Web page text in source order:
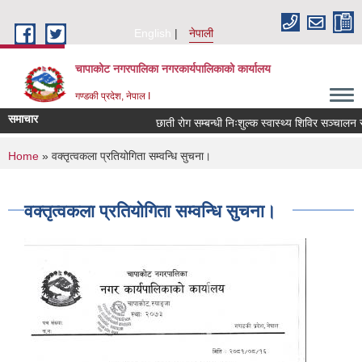
English
नेपाली
चापाकोट नगरपालिका नगरकार्यपालिकाको कार्यालय
गण्डकी प्रदेश, नेपाल I
समाचार छाती रोग सम्बन्धी निःशुल्क स्वास्थ्य शिविर सञ्चालन
You are here
Home » वक्तृत्वकला प्रतियोगिता सम्वन्धि सुचना।
वक्तृत्वकला प्रतियोगिता सम्वन्धि सुचना।